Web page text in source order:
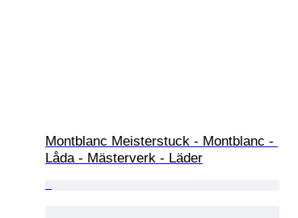
Montblanc Meisterstuck - Montblanc -
Låda - Mästerverk - Läder